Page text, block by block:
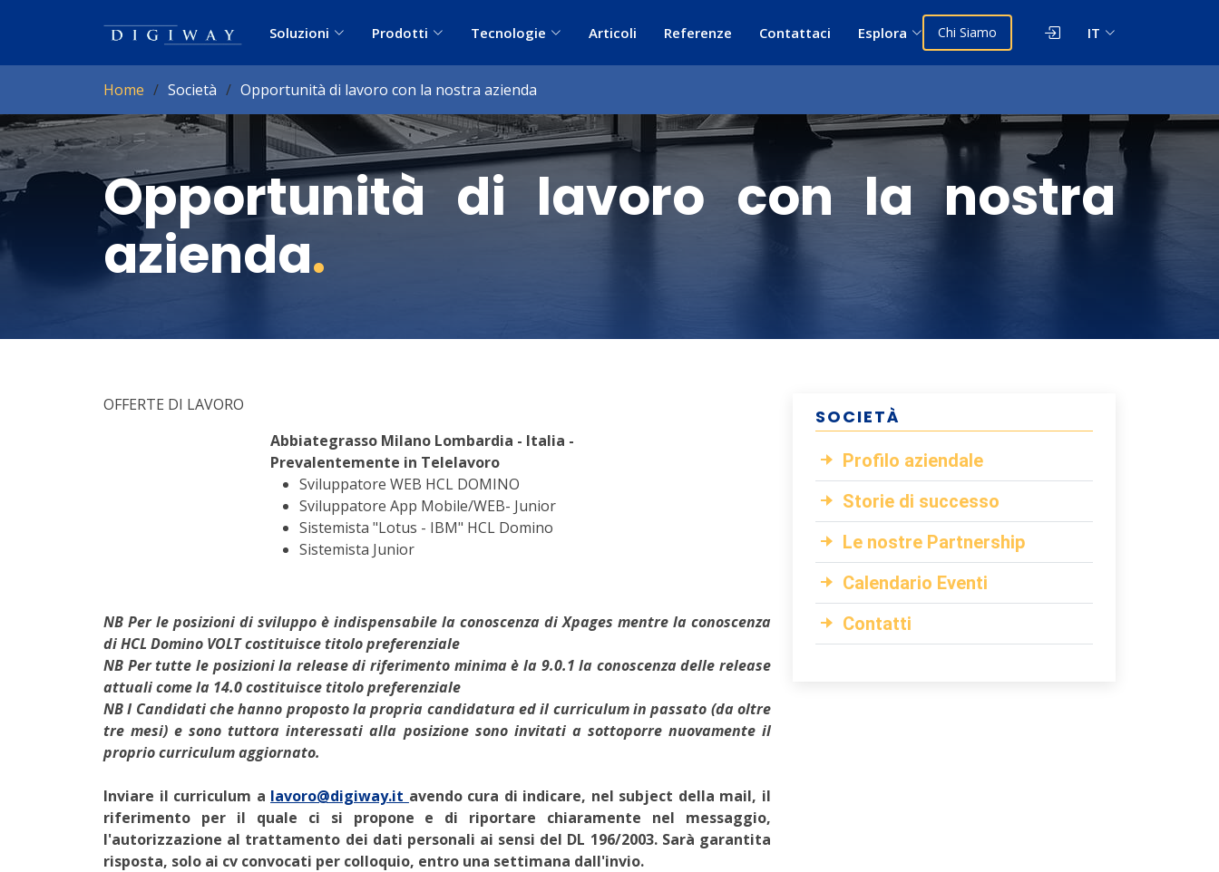
Soluzioni Prodotti Tecnologie Articoli Referenze Contattaci Esplora Chi Siamo IT
Home Società Opportunità di lavoro con la nostra azienda
Opportunità di lavoro con la nostra
azienda.
OFFERTE DI LAVORO
Abbiategrasso Milano Lombardia - Italia -
Prevalentemente in Telelavoro
Sviluppatore WEB HCL DOMINO
Sviluppatore App Mobile/WEB- Junior
Sistemista "Lotus - IBM" HCL Domino
Sistemista Junior
NB Per le posizioni di sviluppo è indispensabile la conoscenza di Xpages mentre la conoscenza
di HCL Domino VOLT costituisce titolo preferenziale
NB Per tutte le posizioni la release di riferimento minima è la 9.0.1 la conoscenza delle release
attuali come la 14.0 costituisce titolo preferenziale
NB I Candidati che hanno proposto la propria candidatura ed il curriculum in passato (da oltre
tre mesi) e sono tuttora interessati alla posizione sono invitati a sottoporre nuovamente il
proprio curriculum aggiornato.
Inviare il curriculum a lavoro@digiway.it avendo cura di indicare, nel subject della mail, il
riferimento per il quale ci si propone e di riportare chiaramente nel messaggio,
l'autorizzazione al trattamento dei dati personali ai sensi del DL 196/2003. Sarà garantita
risposta, solo ai cv convocati per colloquio, entro una settimana dall'invio.
SOCIETÀ
Profilo aziendale
Storie di successo
Le nostre Partnership
Calendario Eventi
Contatti